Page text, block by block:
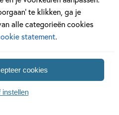
te klikken, ga je
alle categorieën cookies
statement.
cookies
instellen